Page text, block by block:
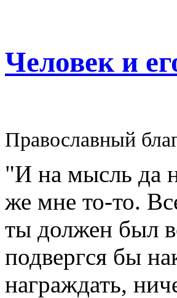
Человек и
Православный
"И на мысль да
же мне то-то.
ты должен был
подвергся бы
награждать,